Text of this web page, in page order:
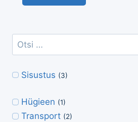
Otsi:
Sisustus (3)
Hügieen (1)
Transport (2)